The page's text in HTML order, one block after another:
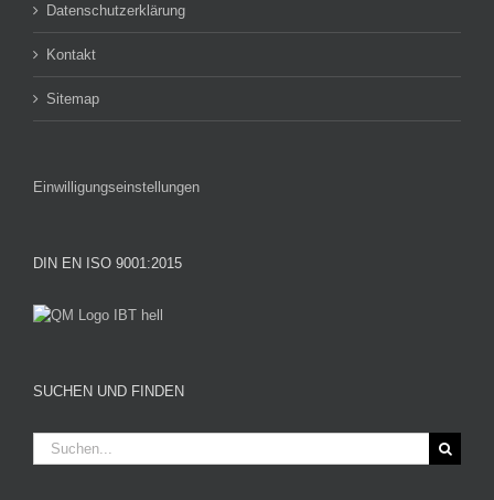
Datenschutzerklärung
Kontakt
Sitemap
Einwilligungseinstellungen
DIN EN ISO 9001:2015
SUCHEN UND FINDEN
Suche
nach: